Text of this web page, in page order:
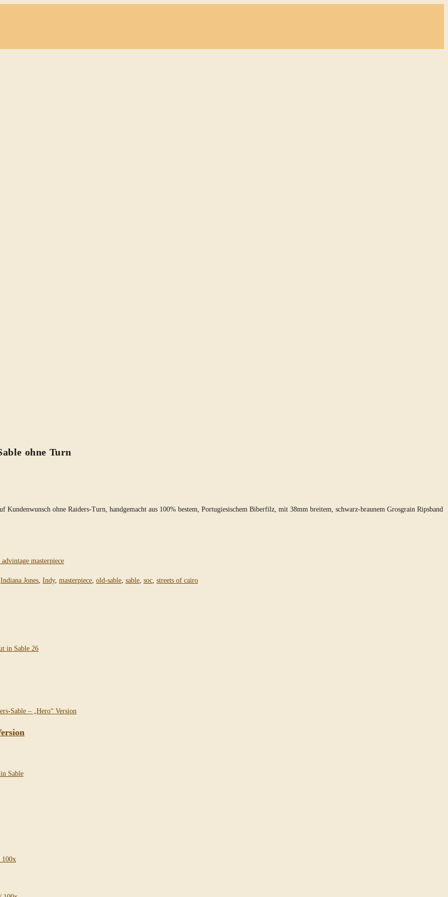
ohne Turn
Kundenwunsch ohne Raiders-Turn, handgemacht aus 100% bestem, Portugiesischem Biberfilz, mit 38mm breitem, schwarz-braunem Grosgrain Ripsband
Indiana Jones, Indy, masterpiece, old-sable, sable, soc, streets of cairo
100x